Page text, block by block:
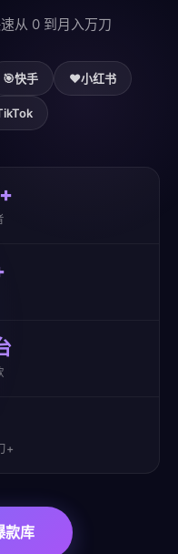
从 0 到月入万刀
🎯快手 ❤️小红书
+
款库